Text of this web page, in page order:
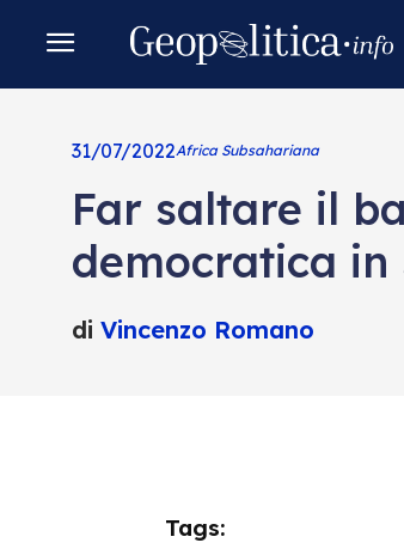
31/07/2022Africa Subsahariana
Far saltare il
democratica in
di Vincenzo Romano
Tags: